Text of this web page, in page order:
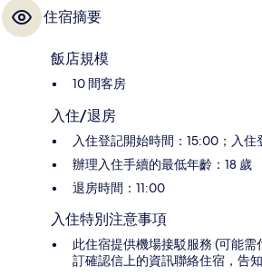
住宿摘要
飯店規模
10 間客房
入住/退房
入住登記開始時間：15:00；入
辦理入住手續的最低年齡：18 歲
退房時間：11:00
入住特別注意事項
此住宿提供機場接駁服務 (可能
訂確認信上的資訊聯絡住宿，告知